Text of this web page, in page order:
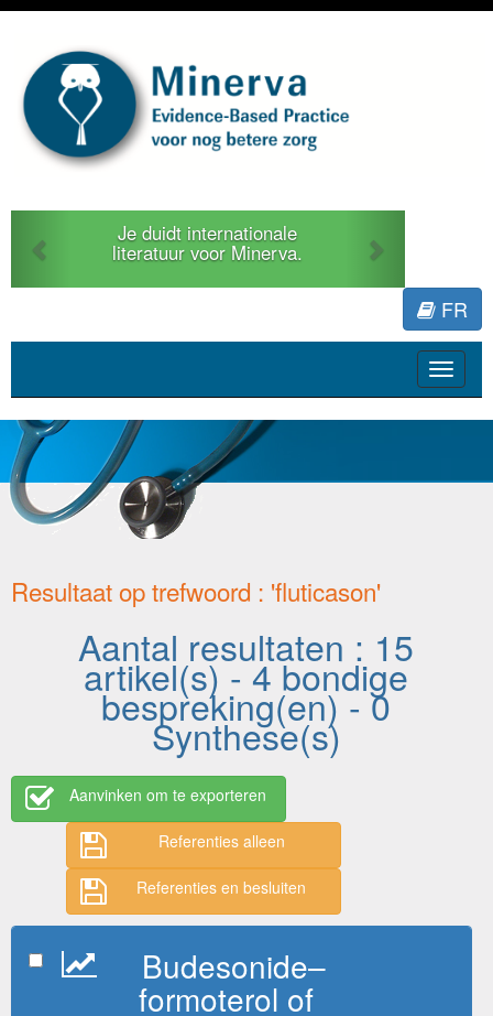
Je duidt internationale
literatuur voor Minerva.
Previous
FR
Toggle
Resultaat op trefwoord : 'fluticason'
Aantal resultaten : 15
artikel(s) - 4 bondige
bespreking(en) - 0
Synthese(s)
Aanvinken om te exporteren
Referenties alleen
Referenties en besluiten
Budesonide–
formoterol of